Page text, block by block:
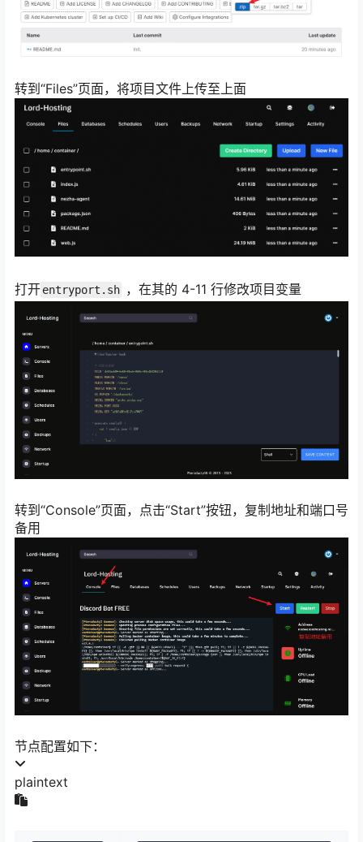
转到“Files”页面，将项目文件上传至上面
打开entryport.sh ，在其的 4-11 行修改项目变量
转到“Console”页面，点击“Start”按钮，复制地址和端口号
备用
节点配置如下：
plaintext